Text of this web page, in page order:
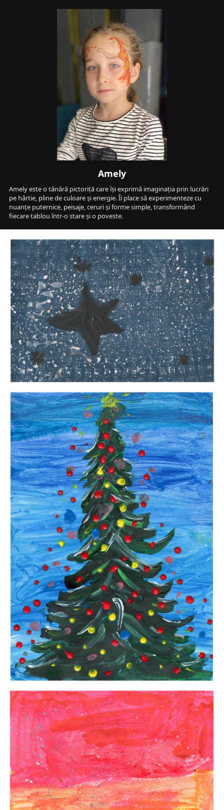
Amely
Amely este o tânără pictoriță care își exprimă imaginația prin lucrări
pe hârtie, pline de culoare și energie. Îi place să experimenteze cu
nuanțe puternice, peisaje, ceruri și forme simple, transformând
fiecare tablou într-o stare și o poveste.